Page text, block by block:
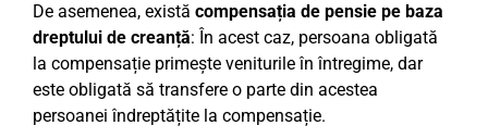
De asemenea, există compensația de pensie pe baza
dreptului de creanță: În acest caz, persoana obligată
la compensație primește veniturile în întregime, dar
este obligată să transfere o parte din acestea
persoanei îndreptățite la compensație.